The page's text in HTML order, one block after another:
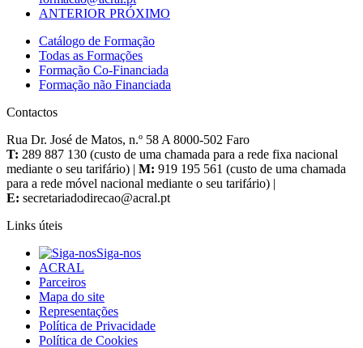
ANTERIOR PRÓXIMO
Catálogo de Formação
Todas as Formações
Formação Co-Financiada
Formação não Financiada
Contactos
Rua Dr. José de Matos, n.º 58 A 8000-502 Faro
T: 289 887 130 (custo de uma chamada para a rede fixa nacional
mediante o seu tarifário) | M: 919 195 561 (custo de uma chamada
para a rede móvel nacional mediante o seu tarifário) |
E:
Links úteis
Siga-nos
ACRAL
Parceiros
Mapa do site
Representações
Política de Privacidade
Política de Cookies